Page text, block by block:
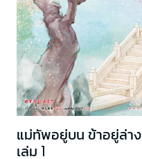
แม่ทัพอยู่บน ข้าอยู่ล่าง
เล่ม 1